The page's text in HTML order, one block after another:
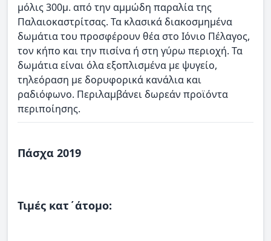
μόλις 300μ. από την αμμώδη παραλία της
Παλαιοκαστρίτσας. Τα κλασικά διακοσμημένα
δωμάτια του προσφέρουν θέα στο Ιόνιο Πέλαγος,
τον κήπο και την πισίνα ή στη γύρω περιοχή. Τα
δωμάτια είναι όλα εξοπλισμένα με ψυγείο,
τηλεόραση με δορυφορικά κανάλια και
ραδιόφωνο. Περιλαμβάνει δωρεάν προϊόντα
περιποίησης.
Πάσχα 2019
Τιμές κατ΄άτομο: